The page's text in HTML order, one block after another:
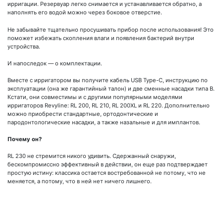
ирригации. Резервуар легко снимается и устанавливается обратно, а
наполнять его водой можно через боковое отверстие.
Не забывайте тщательно просушивать прибор после использования! Это
поможет избежать скопления влаги и появления бактерий внутри
устройства.
И напоследок — о комплектации.
Вместе с ирригатором вы получите кабель USB Type-C, инструкцию по
эксплуатации (она же гарантийный талон) и две сменные насадки типа B.
Кстати, они совместимы и с другими популярными моделями
ирригаторов Revyline: RL 200, RL 210, RL 200XL и RL 220. Дополнительно
можно приобрести стандартные, ортодонтические и
пародонтологические насадки, а также назальные и для имплантов.
Почему он?
RL 230 не стремится никого удивить. Сдержанный снаружи,
бескомпромиссно эффективный в действии, он еще раз подтверждает
простую истину: классика остается востребованной не потому, что не
меняется, а потому, что в ней нет ничего лишнего.